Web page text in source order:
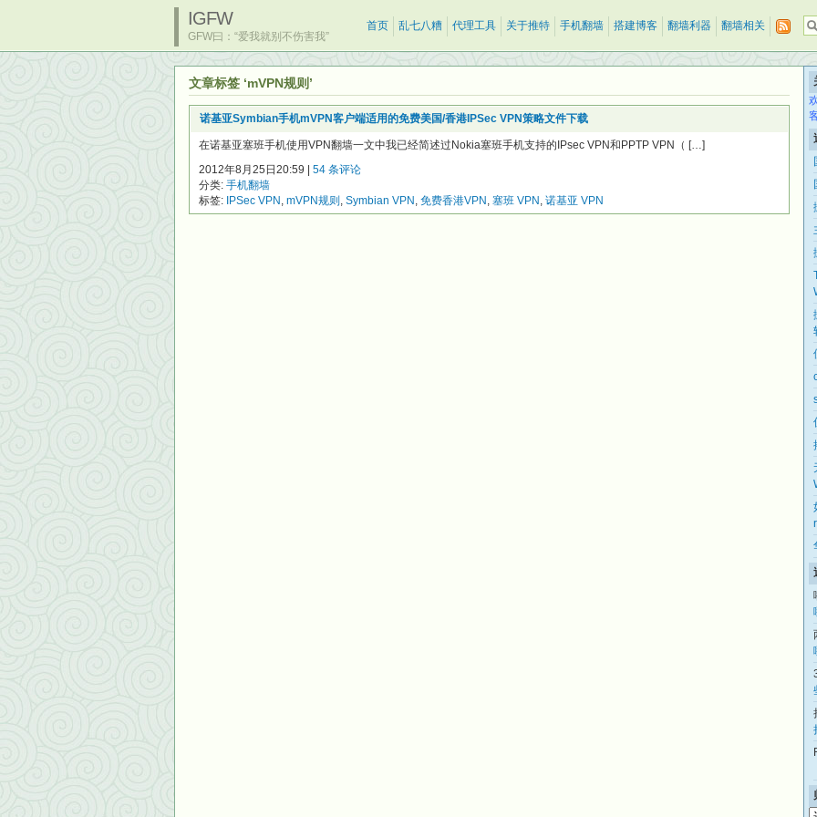
IGFW
GFW曰：“爱我就别不伤害我”
首页 乱七八糟 代理工具 关于推特 手机翻墙 搭建博客 翻墙利器 翻墙相关
文章标签 ‘mVPN规则’
诺基亚Symbian手机mVPN客户端适用的免费美国/香港IPSec VPN策略文件下载
在诺基亚塞班手机使用VPN翻墙一文中我已经简述过Nokia塞班手机支持的IPsec VPN和PPTP VPN（ […]
2012年8月25日20:59 | 54 条评论
分类: 手机翻墙
标签: IPSec VPN , mVPN规则 , Symbian VPN , 免费香港VPN , 塞班 VPN , 诺基亚 VPN